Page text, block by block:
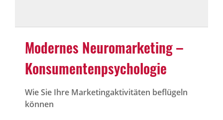
Modernes Neuromarketing –
Konsumentenpsychologie
Wie Sie Ihre Marketingaktivitäten beflügeln
können